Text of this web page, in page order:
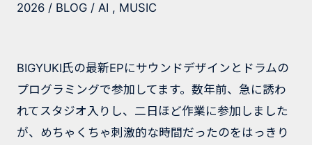
2026 BLOG AI MUSIC
BIGYUKI氏の最新EPにサウンドデザインとドラムの
プログラミングで参加してます。数年前、急に誘わ
れてスタジオ入りし、二日ほど作業に参加しました
が、めちゃくちゃ刺激的な時間だったのをはっきり